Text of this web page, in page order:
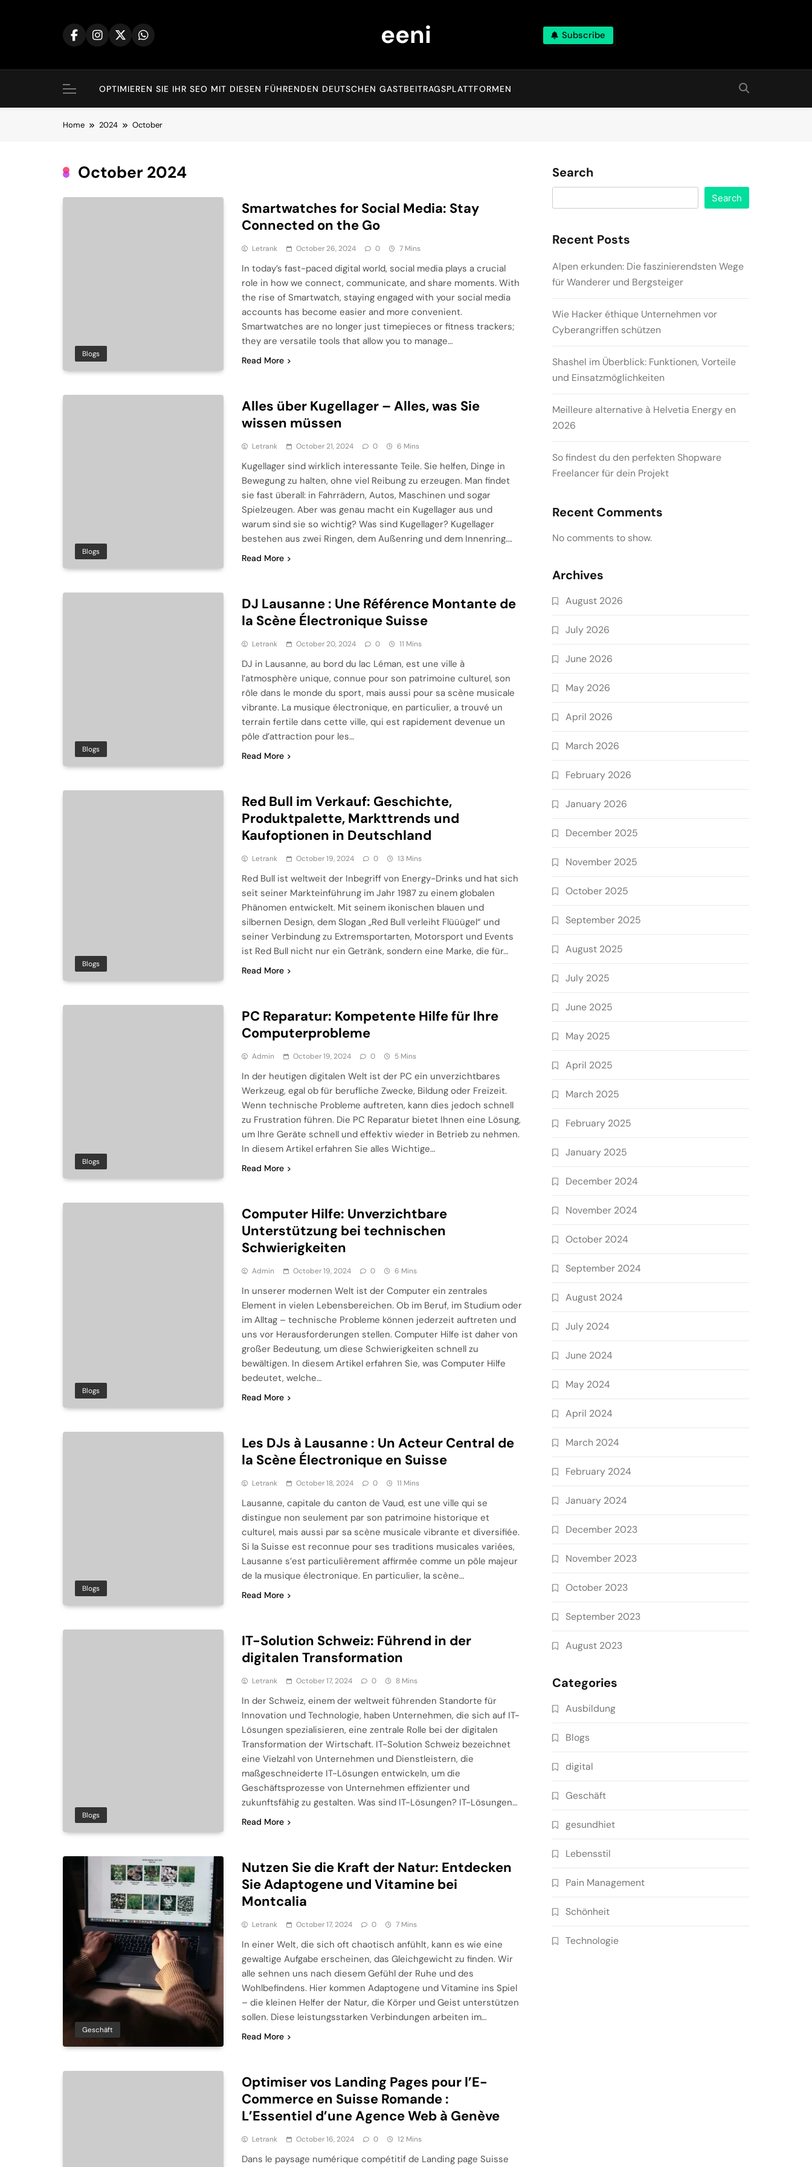
eeni Subscribe
OPTIMIEREN SIE IHR SEO MIT DIESEN FÜHRENDEN DEUTSCHEN GASTBEITRAGSPLATTFORMEN
Home 2024 October
October 2024
Blogs
Smartwatches for Social Media: Stay
Connected on the Go
Letrank October 26, 2024 0 7 Mins
In today’s fast-paced digital world, social media plays a crucial
role in how we connect, communicate, and share moments. With
the rise of Smartwatch, staying engaged with your social media
accounts has become easier and more convenient.
Smartwatches are no longer just timepieces or fitness trackers;
they are versatile tools that allow you to manage…
Read More
Blogs
Alles über Kugellager – Alles, was Sie
wissen müssen
Letrank October 21, 2024 0 6 Mins
Kugellager sind wirklich interessante Teile. Sie helfen, Dinge in
Bewegung zu halten, ohne viel Reibung zu erzeugen. Man findet
sie fast überall: in Fahrrädern, Autos, Maschinen und sogar
Spielzeugen. Aber was genau macht ein Kugellager aus und
warum sind sie so wichtig? Was sind Kugellager? Kugellager
bestehen aus zwei Ringen, dem Außenring und dem Innenring….
Read More
Blogs
DJ Lausanne : Une Référence Montante de
la Scène Électronique Suisse
Letrank October 20, 2024 0 11 Mins
DJ in Lausanne, au bord du lac Léman, est une ville à
l’atmosphère unique, connue pour son patrimoine culturel, son
rôle dans le monde du sport, mais aussi pour sa scène musicale
vibrante. La musique électronique, en particulier, a trouvé un
terrain fertile dans cette ville, qui est rapidement devenue un
pôle d’attraction pour les…
Read More
Blogs
Red Bull im Verkauf: Geschichte,
Produktpalette, Markttrends und
Kaufoptionen in Deutschland
Letrank October 19, 2024 0 13 Mins
Red Bull ist weltweit der Inbegriff von Energy-Drinks und hat sich
seit seiner Markteinführung im Jahr 1987 zu einem globalen
Phänomen entwickelt. Mit seinem ikonischen blauen und
silbernen Design, dem Slogan „Red Bull verleiht Flüüügel“ und
seiner Verbindung zu Extremsportarten, Motorsport und Events
ist Red Bull nicht nur ein Getränk, sondern eine Marke, die für…
Read More
Blogs
PC Reparatur: Kompetente Hilfe für Ihre
Computerprobleme
Admin October 19, 2024 0 5 Mins
In der heutigen digitalen Welt ist der PC ein unverzichtbares
Werkzeug, egal ob für berufliche Zwecke, Bildung oder Freizeit.
Wenn technische Probleme auftreten, kann dies jedoch schnell
zu Frustration führen. Die PC Reparatur bietet Ihnen eine Lösung,
um Ihre Geräte schnell und effektiv wieder in Betrieb zu nehmen.
In diesem Artikel erfahren Sie alles Wichtige…
Read More
Blogs
Computer Hilfe: Unverzichtbare
Unterstützung bei technischen
Schwierigkeiten
Admin October 19, 2024 0 6 Mins
In unserer modernen Welt ist der Computer ein zentrales
Element in vielen Lebensbereichen. Ob im Beruf, im Studium oder
im Alltag – technische Probleme können jederzeit auftreten und
uns vor Herausforderungen stellen. Computer Hilfe ist daher von
großer Bedeutung, um diese Schwierigkeiten schnell zu
bewältigen. In diesem Artikel erfahren Sie, was Computer Hilfe
bedeutet, welche…
Read More
Blogs
Les DJs à Lausanne : Un Acteur Central de
la Scène Électronique en Suisse
Letrank October 18, 2024 0 11 Mins
Lausanne, capitale du canton de Vaud, est une ville qui se
distingue non seulement par son patrimoine historique et
culturel, mais aussi par sa scène musicale vibrante et diversifiée.
Si la Suisse est reconnue pour ses traditions musicales variées,
Lausanne s’est particulièrement affirmée comme un pôle majeur
de la musique électronique. En particulier, la scène…
Read More
Blogs
IT-Solution Schweiz: Führend in der
digitalen Transformation
Letrank October 17, 2024 0 8 Mins
In der Schweiz, einem der weltweit führenden Standorte für
Innovation und Technologie, haben Unternehmen, die sich auf IT-
Lösungen spezialisieren, eine zentrale Rolle bei der digitalen
Transformation der Wirtschaft. IT-Solution Schweiz bezeichnet
eine Vielzahl von Unternehmen und Dienstleistern, die
maßgeschneiderte IT-Lösungen entwickeln, um die
Geschäftsprozesse von Unternehmen effizienter und
zukunftsfähig zu gestalten. Was sind IT-Lösungen? IT-Lösungen…
Read More
Geschäft
Nutzen Sie die Kraft der Natur: Entdecken
Sie Adaptogene und Vitamine bei
Montcalia
Letrank October 17, 2024 0 7 Mins
In einer Welt, die sich oft chaotisch anfühlt, kann es wie eine
gewaltige Aufgabe erscheinen, das Gleichgewicht zu finden. Wir
alle sehnen uns nach diesem Gefühl der Ruhe und des
Wohlbefindens. Hier kommen Adaptogene und Vitamine ins Spiel
– die kleinen Helfer der Natur, die Körper und Geist unterstützen
sollen. Diese leistungsstarken Verbindungen arbeiten im…
Read More
Optimiser vos Landing Pages pour l’E-
Commerce en Suisse Romande :
L’Essentiel d’une Agence Web à Genève
Letrank October 16, 2024 0 12 Mins
Dans le paysage numérique compétitif de Landing page Suisse
Search
Search
Recent Posts
Alpen erkunden: Die faszinierendsten Wege
für Wanderer und Bergsteiger
Wie Hacker éthique Unternehmen vor
Cyberangriffen schützen
Shashel im Überblick: Funktionen, Vorteile
und Einsatzmöglichkeiten
Meilleure alternative à Helvetia Energy en
2026
So findest du den perfekten Shopware
Freelancer für dein Projekt
Recent Comments
No comments to show.
Archives
August 2026
July 2026
June 2026
May 2026
April 2026
March 2026
February 2026
January 2026
December 2025
November 2025
October 2025
September 2025
August 2025
July 2025
June 2025
May 2025
April 2025
March 2025
February 2025
January 2025
December 2024
November 2024
October 2024
September 2024
August 2024
July 2024
June 2024
May 2024
April 2024
March 2024
February 2024
January 2024
December 2023
November 2023
October 2023
September 2023
August 2023
Categories
Ausbildung
Blogs
digital
Geschäft
gesundhiet
Lebensstil
Pain Management
Schönheit
Technologie